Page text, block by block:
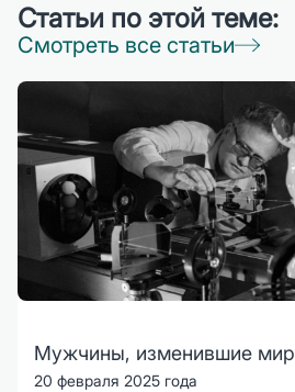
Статьи по этой теме:
Смотреть все статьи
Мужчины, изменившие мир
20 февраля 2025 года